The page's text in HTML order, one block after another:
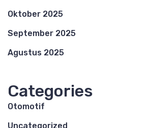
Oktober 2025
September 2025
Agustus 2025
Categories
Otomotif
Uncategorized